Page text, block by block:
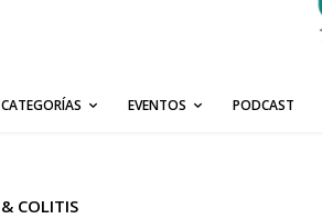
CATEGORÍAS EVENTOS PODCAST
COLITIS